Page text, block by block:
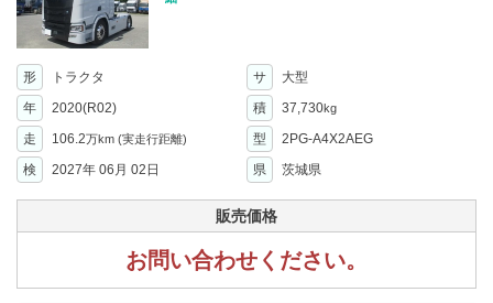
形 トラクタ サ
大型
年
2020(R02) 積 37,730kg
走 106.2万km (実走行距離) 型
2PG-A4X2AEG
検
2027年 06月 02日 県 茨城県
販売価格
お問い合わせください。